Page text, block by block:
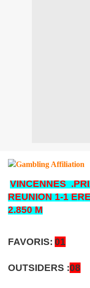
VINCENNES
REUNION 1-1
2.850 M
FAVORIS: 01
OUTSIDERS :08